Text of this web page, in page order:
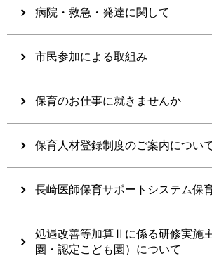
病院・救急・発達に関して
市民参加による取組み
保育のお仕事に就きませんか
保育人材登録制度のご案内につい
長崎医師保育サポートシステム保
処遇改善等加算Ⅱに係る研修実施
園・認定こども園）について